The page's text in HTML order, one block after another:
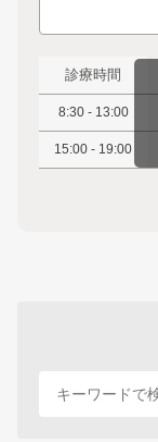
診療時間
8:30 - 13:00
15:00 - 19:00